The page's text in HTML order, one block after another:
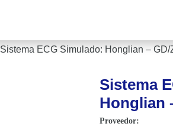
Sistema ECG Simulado: Honglian –
Sistema
Honglian
Proveedor: